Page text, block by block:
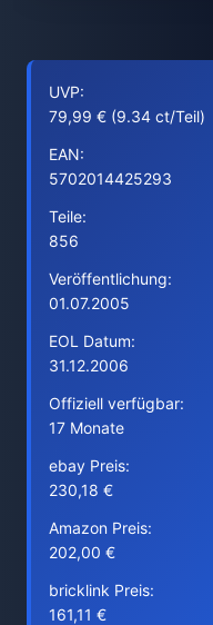
UVP:
79,99 € (9.34 ct/Teil)
EAN:
5702014425293
Teile:
856
Veröffentlichung:
01.07.2005
EOL Datum:
31.12.2006
Offiziell verfügbar:
17 Monate
ebay Preis:
230,18 €
Amazon Preis:
202,00 €
bricklink Preis:
161,11 €